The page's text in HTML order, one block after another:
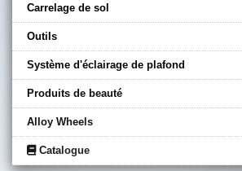
Carrelage de sol
Outils
Système d'éclairage de plafond
Produits de beauté
Alloy Wheels
Catalogue